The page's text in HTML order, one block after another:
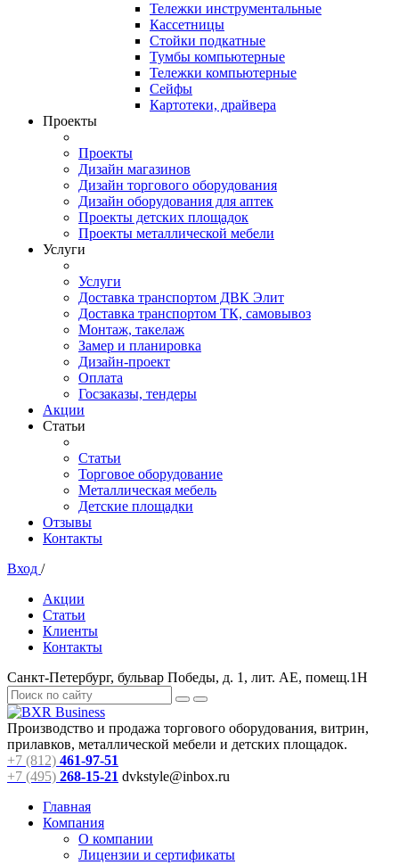
Тележки инструментальные
Кассетницы
Стойки подкатные
Тумбы компьютерные
Тележки компьютерные
Сейфы
Картотеки, драйвера
Проекты
Проекты
Дизайн магазинов
Дизайн торгового оборудования
Дизайн оборудования для аптек
Проекты детских площадок
Проекты металлической мебели
Услуги
Услуги
Доставка транспортом ДВК Элит
Доставка транспортом ТК, самовывоз
Монтаж, такелаж
Замер и планировка
Дизайн-проект
Оплата
Госзаказы, тендеры
Акции
Статьи
Статьи
Торговое оборудование
Металлическая мебель
Детские площадки
Отзывы
Контакты
Вход /
Акции
Статьи
Клиенты
Контакты
Санкт-Петербург, бульвар Победы, д. 1, лит. АЕ, помещ.1Н
Производство и продажа торгового оборудования, витрин,
прилавков, металлической мебели и детских площадок.
+7 (812) 461-97-51
+7 (495) 268-15-21 dvkstyle@inbox.ru
Главная
Компания
О компании
Лицензии и сертификаты